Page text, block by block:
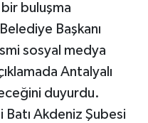
buluşma
Başkanı
sosyal medya
Antalyalı
duyurdu.
Batı Akdeniz Şubesi